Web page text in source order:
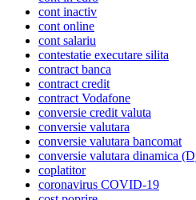
cont inactiv
cont online
cont salariu
contestatie executare silita
contract banca
contract credit
contract Vodafone
conversie credit valuta
conversie valutara
conversie valutara bancomat
conversie valutara dinamica
coplatitor
coronavirus COVID-19